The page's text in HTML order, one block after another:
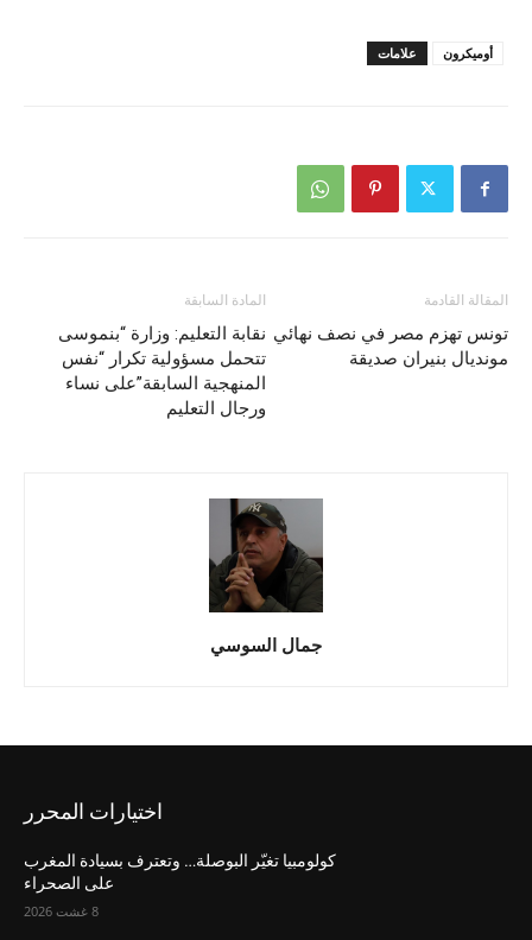
علامات أوميكرون
المادة السابقة
نقابة التعليم: وزارة “بنموسى
تتحمل مسؤولية تكرار “نفس
المنهجية السابقة”على نساء
ورجال التعليم
المقالة القادمة
تونس تهزم مصر في نصف نهائي
مونديال بنيران صديقة
جمال السوسي
اختيارات المحرر
كولومبيا تغيّر البوصلة… وتعترف بسيادة المغرب
على الصحراء
8 غشت 2026